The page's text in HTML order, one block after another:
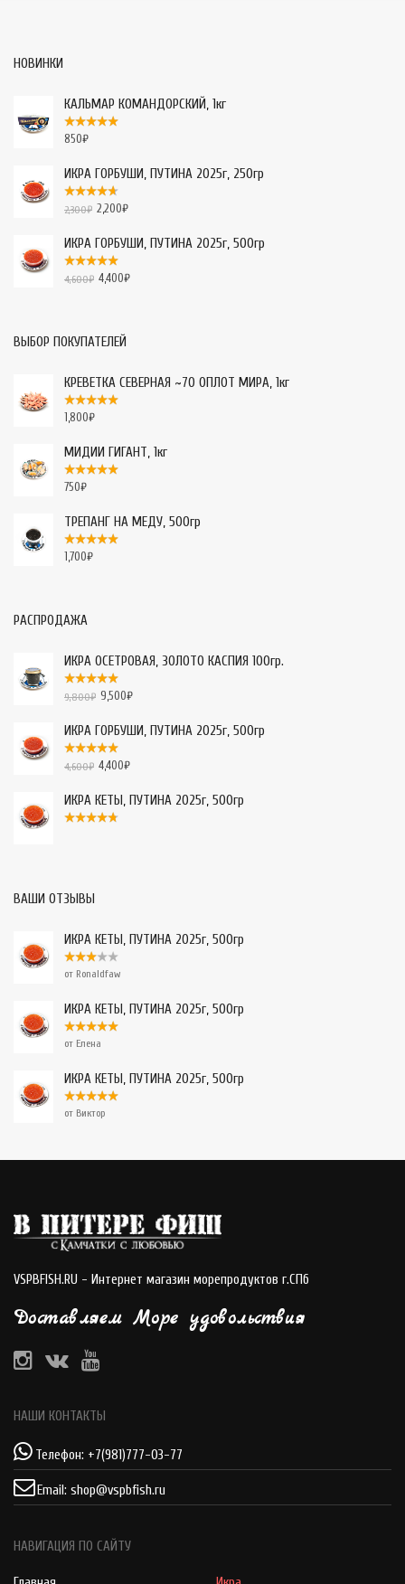
НОВИНКИ
КАЛЬМАР КОМАНДОРСКИЙ, 1кг
850₽
ИКРА ГОРБУШИ, ПУТИНА 2025г, 250гр
2,300₽ 2,200₽
ИКРА ГОРБУШИ, ПУТИНА 2025г, 500гр
4,600₽ 4,400₽
ВЫБОР ПОКУПАТЕЛЕЙ
КРЕВЕТКА СЕВЕРНАЯ ~70 ОПЛОТ МИРА, 1кг
1,800₽
МИДИИ ГИГАНТ, 1кг
750₽
ТРЕПАНГ НА МЕДУ, 500гр
1,700₽
РАСПРОДАЖА
ИКРА ОСЕТРОВАЯ, ЗОЛОТО КАСПИЯ 100гр.
9,800₽ 9,500₽
ИКРА ГОРБУШИ, ПУТИНА 2025г, 500гр
4,600₽ 4,400₽
ИКРА КЕТЫ, ПУТИНА 2025г, 500гр
ВАШИ ОТЗЫВЫ
ИКРА КЕТЫ, ПУТИНА 2025г, 500гр
от Ronaldfaw
ИКРА КЕТЫ, ПУТИНА 2025г, 500гр
от Елена
ИКРА КЕТЫ, ПУТИНА 2025г, 500гр
от Виктор
VSPBFISH.RU - Интернет магазин морепродуктов г.СПб
Доставляем Море удовольствия
НАШИ КОНТАКТЫ
Телефон: +7(981)777-03-77
Email: shop@vspbfish.ru
НАВИГАЦИЯ ПО САЙТУ